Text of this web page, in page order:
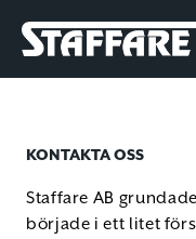
Staffare AB
KONTAKTA OSS
Staffare AB
började i ett litet